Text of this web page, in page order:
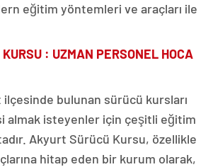
eğitim yöntemleri ve araçları ile
: UZMAN PERSONEL HOCA
ilçesinde bulunan sürücü kursları
almak isteyenler için çeşitli eğitim
Akyurt Sürücü Kursu, özellikle
hitap eden bir kurum olarak,